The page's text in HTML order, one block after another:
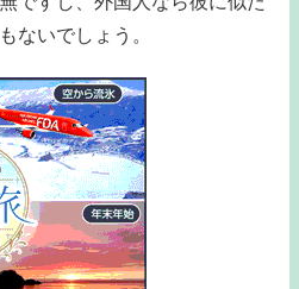
ないでしょう。